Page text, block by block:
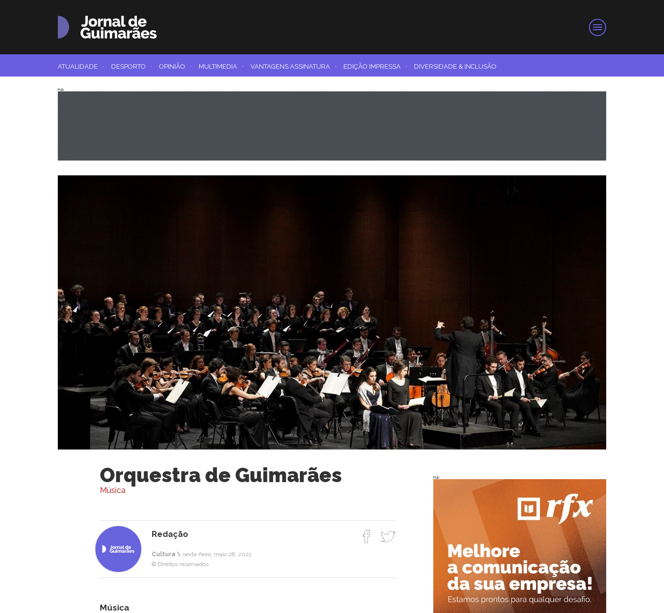
ATUALIDADE · DESPORTO · OPINIÃO · MULTIMEDIA · VANTAGENS ASSINATURA · EDIÇÃO IMPRESSA · DIVERSIDADE & INCLUSÃO
Pub
Orquestra de Guimarães
Música
Redação
Cultura \ sexta-feira, maio 28, 2021
© Direitos reservados
Música
Pub